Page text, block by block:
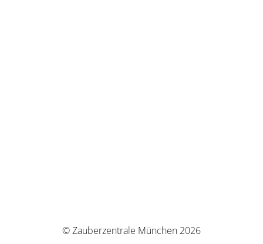
© Zauberzentrale München 2026